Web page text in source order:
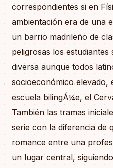
correspondientes si en
ambientación era de una
un barrio madrileño de
peligrosas los
diversa aunque todos
socioeconómico elevado,
escuela bilingÁ¼e, el
También las tramas
serie con la diferencia de
romance entre una
un lugar central,